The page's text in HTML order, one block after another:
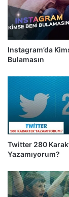
Instagram’da
Bulamasın
Twitter 280
Yazamıyorum?